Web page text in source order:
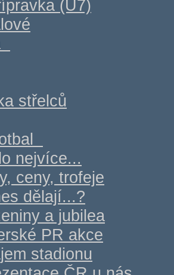
(U7)
střelců
nejvíce...
ceny, trofeje
dělají...?
a jubilea
PR akce
stadionu